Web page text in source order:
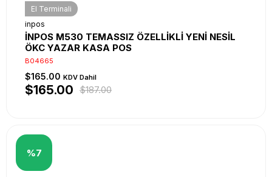
El Terminali
inpos
İNPOS M530 TEMASSIZ ÖZELLİKLİ YENİ NESİL
ÖKC YAZAR KASA POS
B04665
$165.00 KDV Dahil
$165.00 $187.00
%7